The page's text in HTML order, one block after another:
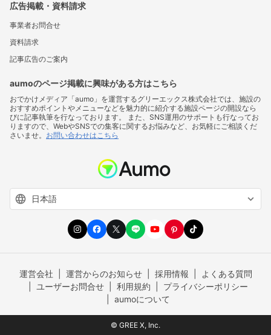
広告掲載・資料請求
事業者お問合せ
資料請求
記事広告のご案内
aumoのページ掲載に興味がある方はこちら
おでかけメディア「aumo」を運営するグリーエックス株式会社では、施設の
おすすめポイントやメニューなどを魅力的に紹介する施設ページの開設なら
びに記事執筆を行なっております。 また、SNS運用のサポートも行なってお
りますので、WebやSNSでの集客に関するお悩みなど、お気軽にご相談くだ
さいませ。 お問い合わせはこちら
運営会社 運営からのお知らせ 採用情報
よくある質問
ユーザーお問合せ
利用規約
プライバシーポリシー
aumoについて
© GREE X, Inc.